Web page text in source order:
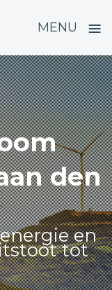
MENU ≡
den
en
tot